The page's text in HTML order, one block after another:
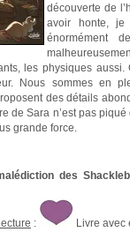
découverte de
avoir honte, je
énormément
les physiques
Nous sommes en
des détails
de Sara n’est pas
grande force.
des
:
Livre avec